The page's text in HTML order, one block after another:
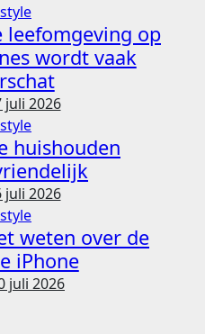
leefomgeving op
wordt vaak
juli 2026
huishouden
juli 2026
weten over de
iPhone
juli 2026